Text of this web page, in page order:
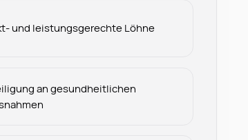
und leistungsgerechte Löhne
an gesundheitlichen